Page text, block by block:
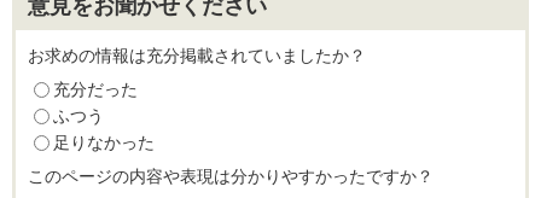
意見をお聞かせください
お求めの情報は充分掲載されていましたか？
充分だった
ふつう
足りなかった
このページの内容や表現は分かりやすかったですか？